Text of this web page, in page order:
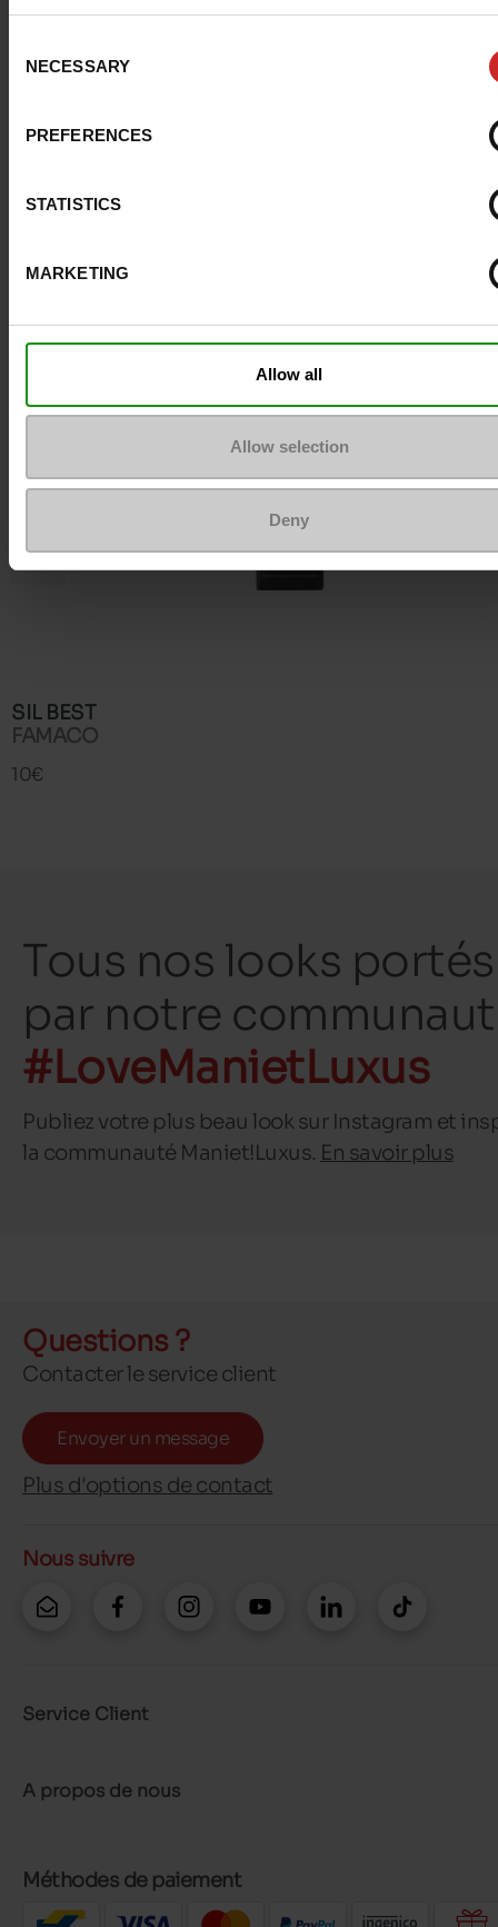
Selection
NECESSARY
PREFERENCES
STATISTICS
MARKETING
Allow all
Allow selection
Deny
Avis clients
SIL BEST
FAMACO
10€
Tous nos looks portés
par notre
#LoveManietLuxus
Publiez votre plus beau look sur Instagram et
la communauté Maniet!Luxus. En savoir plus
Questions ?
Contacter le service client
Envoyer un message
Plus d'options de contact
Nous suivre
Service Client
A propos de nous
Méthodes de paiement